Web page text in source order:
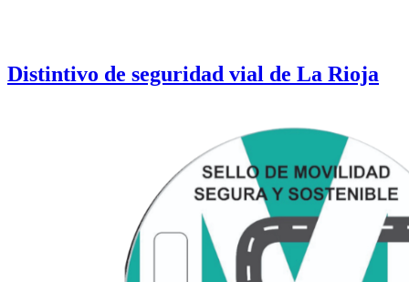
Distintivo de seguridad vial de La Rioja